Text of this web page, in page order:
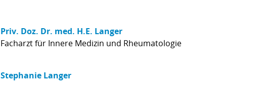
Priv. Doz. Dr. med. H.E. Langer
Facharzt für Innere Medizin und Rheumatologie
Stephanie Langer